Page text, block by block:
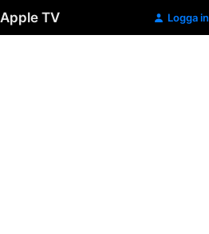
Apple TV Logga in